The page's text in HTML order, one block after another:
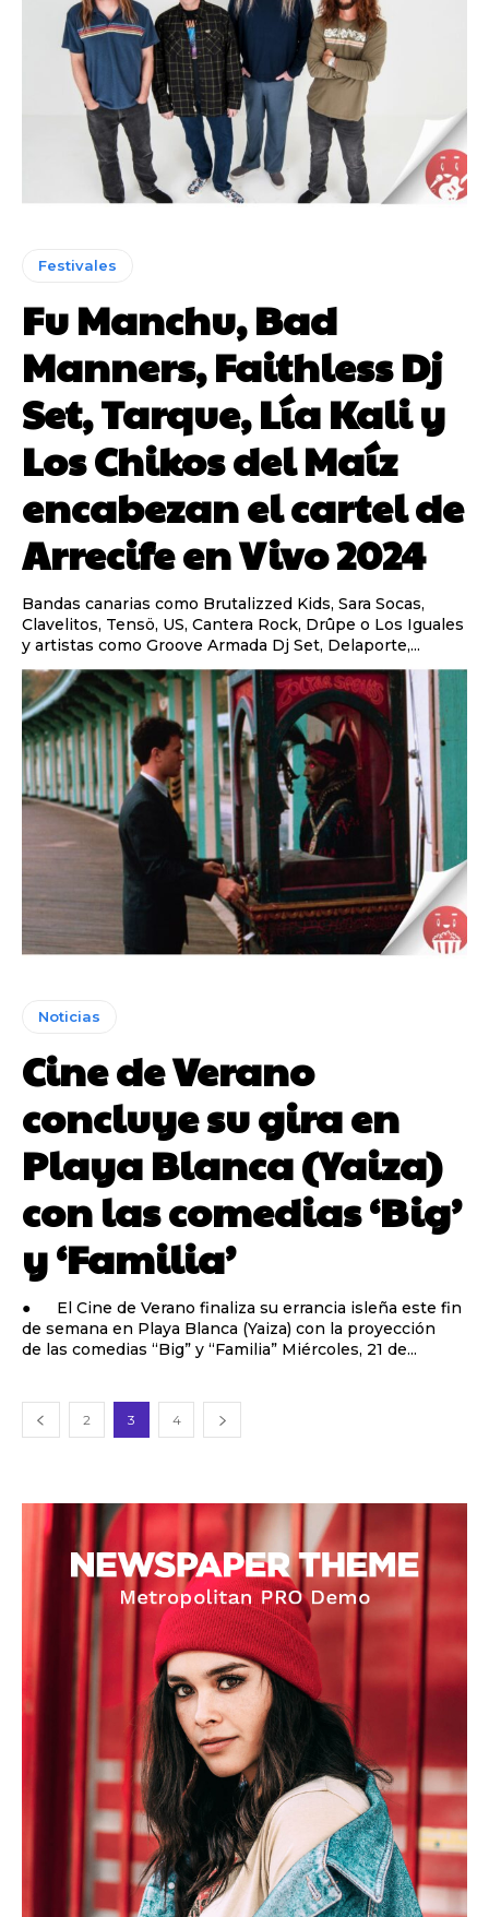
Festivales
Fu Manchu, Bad
Manners, Faithless Dj
Set, Tarque, Lía Kali y
Los Chikos del Maíz
encabezan el cartel de
Arrecife en Vivo 2024
Bandas canarias como Brutalizzed Kids, Sara Socas,
Clavelitos, Tensö, US, Cantera Rock, Drûpe o Los Iguales
y artistas como Groove Armada Dj Set, Delaporte,...
Noticias
Cine de Verano
concluye su gira en
Playa Blanca (Yaiza)
con las comedias ‘Big’
y ‘Familia’
● El Cine de Verano finaliza su errancia isleña este fin
de semana en Playa Blanca (Yaiza) con la proyección
de las comedias “Big” y “Familia” Miércoles, 21 de...
2 3 4